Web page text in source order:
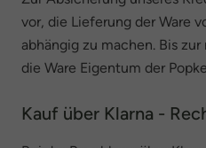
vor, die Lieferung der Ware
abhängig zu machen. Bis
die Ware Eigentum der
Kauf über Klarna -